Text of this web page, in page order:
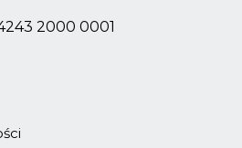
2000 0001